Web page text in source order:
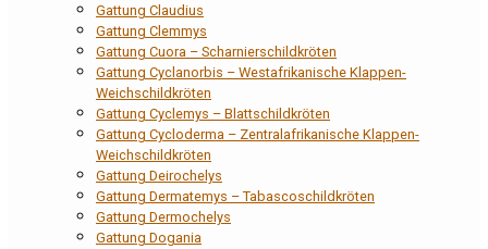
Gattung Claudius
Gattung Clemmys
Gattung Cuora – Scharnierschildkröten
Gattung Cyclanorbis – Westafrikanische Klappen-
Weichschildkröten
Gattung Cyclemys – Blattschildkröten
Gattung Cycloderma – Zentralafrikanische Klappen-
Weichschildkröten
Gattung Deirochelys
Gattung Dermatemys – Tabascoschildkröten
Gattung Dermochelys
Gattung Dogania